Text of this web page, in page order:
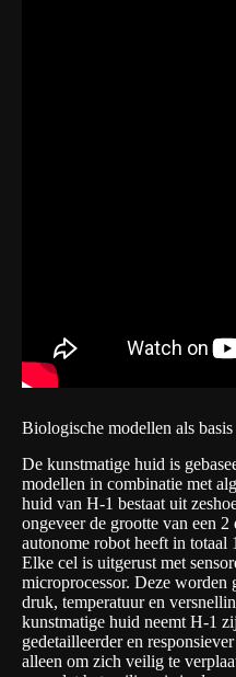
Biologische modellen als basis
De kunstmatige huid is
modellen in combinatie met
huid van H-1 bestaat uit
ongeveer de grootte van een
autonome robot heeft in totaal
Elke cel is uitgerust met
microprocessor. Deze worden
druk, temperatuur en
kunstmatige huid neemt H-1
gedetailleerder en
alleen om zich veilig te